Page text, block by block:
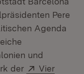
Pere
Agenda
und
der
Extern:
Vier